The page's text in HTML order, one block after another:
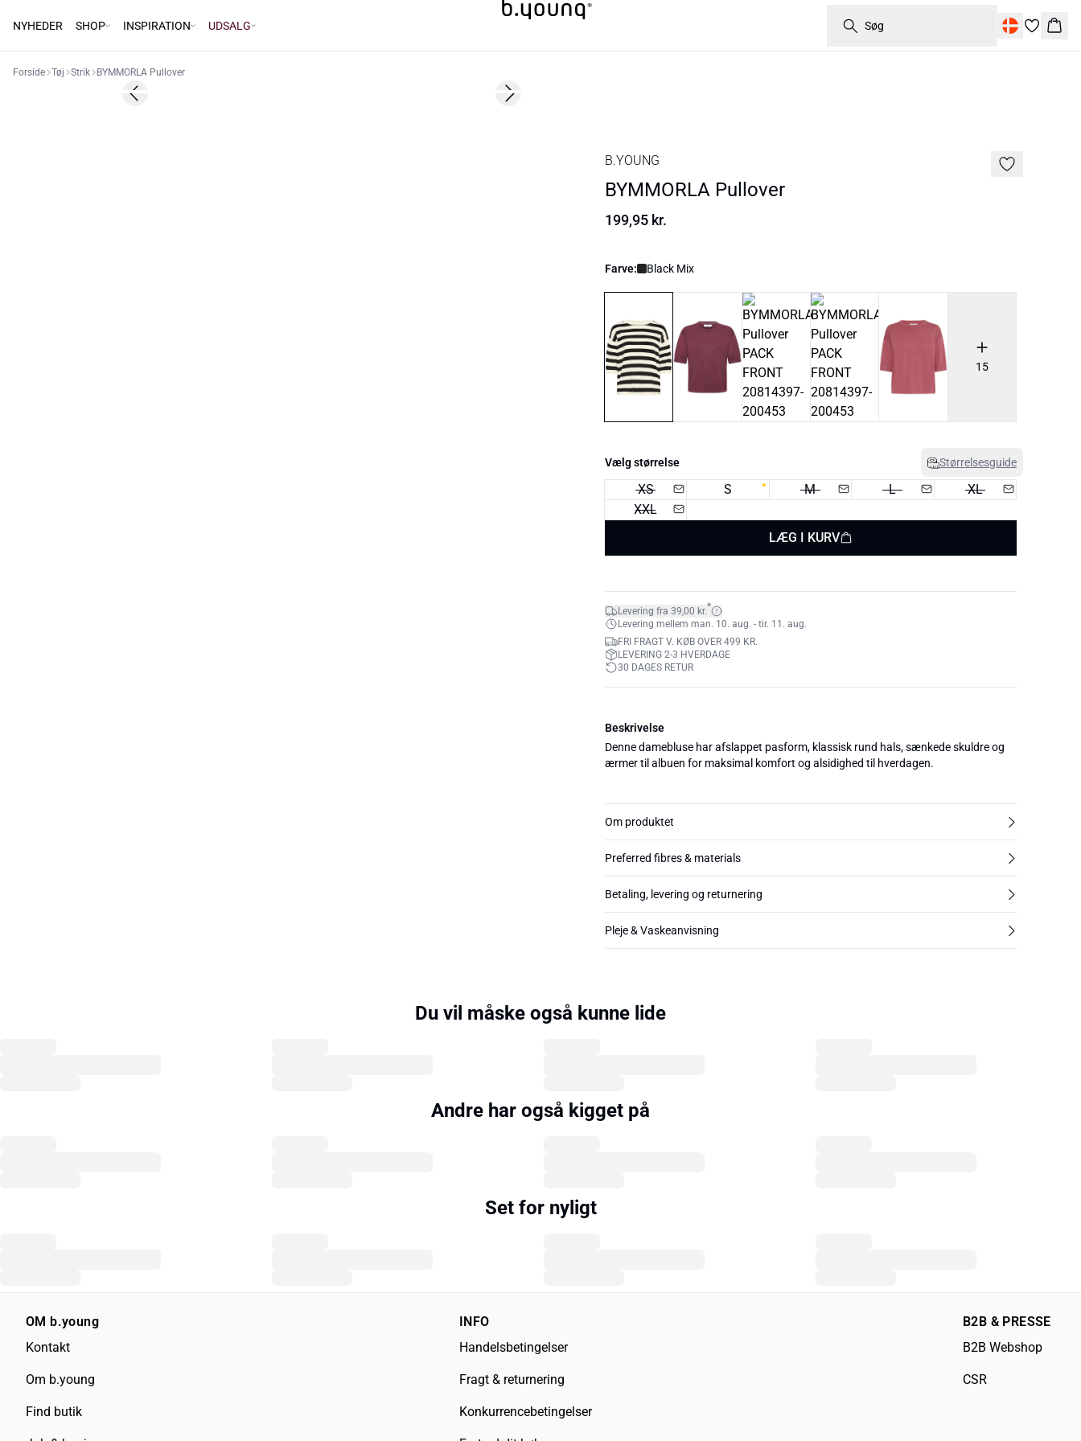
NYHEDER SHOP INSPIRATION UDSALG Søg
Kurv
Forside Tøj Strik BYMMORLA Pullover
Previous slide Next slide
B.YOUNG
BYMMORLA Pullover
199,95 kr.
Farve: Black Mix
15
Vælg størrelse Størrelsesguide
XS S M L
XL
XXL
LÆG I KURV
Levering fra 39,00 kr.*
Levering mellem man. 10. aug. - tir. 11. aug.
FRI FRAGT V. KØB OVER 499 KR.
LEVERING 2-3 HVERDAGE
30 DAGES RETUR
Beskrivelse
Denne damebluse har afslappet pasform, klassisk rund hals, sænkede skuldre og
ærmer til albuen for maksimal komfort og alsidighed til hverdagen.
Om produktet
Preferred fibres & materials
Betaling, levering og returnering
Pleje & Vaskeanvisning
Du vil måske også kunne lide
Andre har også kigget på
Set for nyligt
OM b.young
Kontakt
Om b.young
Find butik
INFO
Handelsbetingelser
Fragt & returnering
Konkurrencebetingelser
B2B & PRESSE
B2B Webshop
CSR